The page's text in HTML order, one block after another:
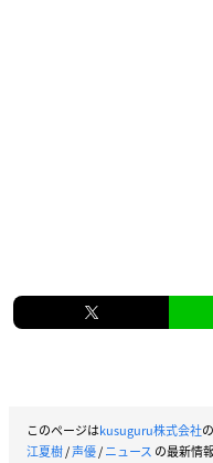
このページはkusuguru株式会社
江夏樹/声優/ニュース の最新情